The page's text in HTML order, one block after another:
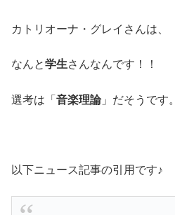
カトリオーナ・グレイさんは、
なんと学生さんなんです！！
選考は「 音楽理論」だそうです。
以下ニュース記事の引用です♪